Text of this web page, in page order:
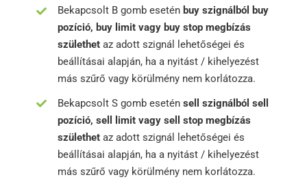
Bekapcsolt B gomb esetén buy szignálból buy
pozíció, buy limit vagy buy stop megbízás
születhet az adott szignál lehetőségei és
beállításai alapján, ha a nyitást / kihelyezést
más szűrő vagy körülmény nem korlátozza.
Bekapcsolt S gomb esetén sell szignálból sell
pozíció, sell limit vagy sell stop megbízás
születhet az adott szignál lehetőségei és
beállításai alapján, ha a nyitást / kihelyezést
más szűrő vagy körülmény nem korlátozza.